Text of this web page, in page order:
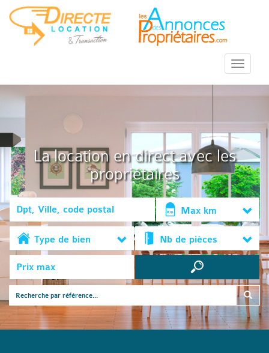
::Menu::
La location en direct avec les
propriétaires
Max km
Type de bien Nb de pièces